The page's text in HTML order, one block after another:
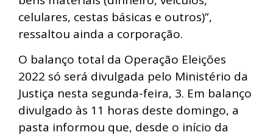
celulares, cestas básicas e outros)”,
ressaltou ainda a corporação.
O balanço total da Operação Eleições
2022 só será divulgada pelo Ministério da
Justiça nesta segunda-feira, 3. Em balanço
divulgado às 11 horas deste domingo, a
pasta informou que, desde o início da